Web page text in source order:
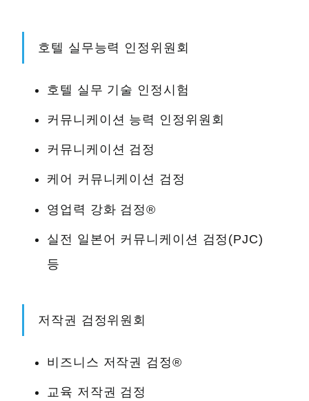
호텔 실무능력 인정위원회
호텔 실무 기술 인정시험
커뮤니케이션 능력 인정위원회
커뮤니케이션 검정
케어 커뮤니케이션 검정
영업력 강화 검정®
실전 일본어 커뮤니케이션 검정(PJC)
등
저작권 검정위원회
비즈니스 저작권 검정®
교육 저작권 검정